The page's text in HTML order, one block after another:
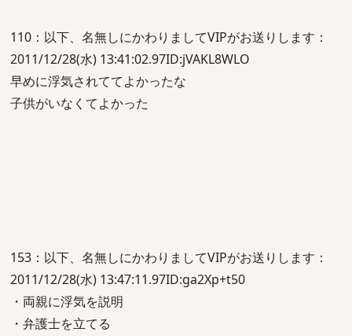
110：以下、名無しにかわりましてVIPがお送りします：
2011/12/28(水) 13:41:02.97ID:jVAKL8WLO
早めに浮気されててよかったな
子供がいなくてよかった
153：以下、名無しにかわりましてVIPがお送りします：
2011/12/28(水) 13:47:11.97ID:ga2Xp+t50
・両親に浮気を説明
・弁護士を立てる